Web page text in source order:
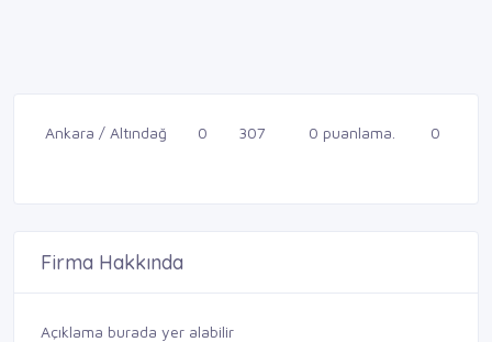
Ankara / Altındağ 0 307 0 puanlama. 0
Firma Hakkında
Açıklama burada yer alabilir